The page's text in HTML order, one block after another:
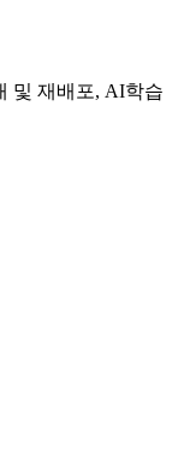
및 재배포, AI학습